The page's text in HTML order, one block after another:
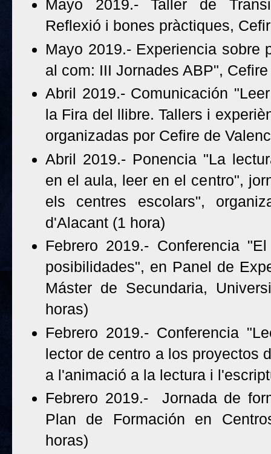
Mayo 2019.- Taller de
Reflexió i bones pràctiques,
Mayo 2019.- Experiencia sobre
al com: III Jornades ABP",
Abril 2019.- Comunicación
la Fira del llibre. Tallers i
organizadas por Cefire de
Abril 2019.- Ponencia "La
en el aula, leer en el centro",
els centres escolars",
d'Alacant (1 hora)
Febrero 2019.- Conferencia
posibilidades", en Panel de
Máster de Secundaria,
horas)
Febrero 2019.- Conferencia
lector de centro a los proyectos
a l'animació a la lectura i
Febrero 2019.- Jornada de
Plan de Formación en
horas)